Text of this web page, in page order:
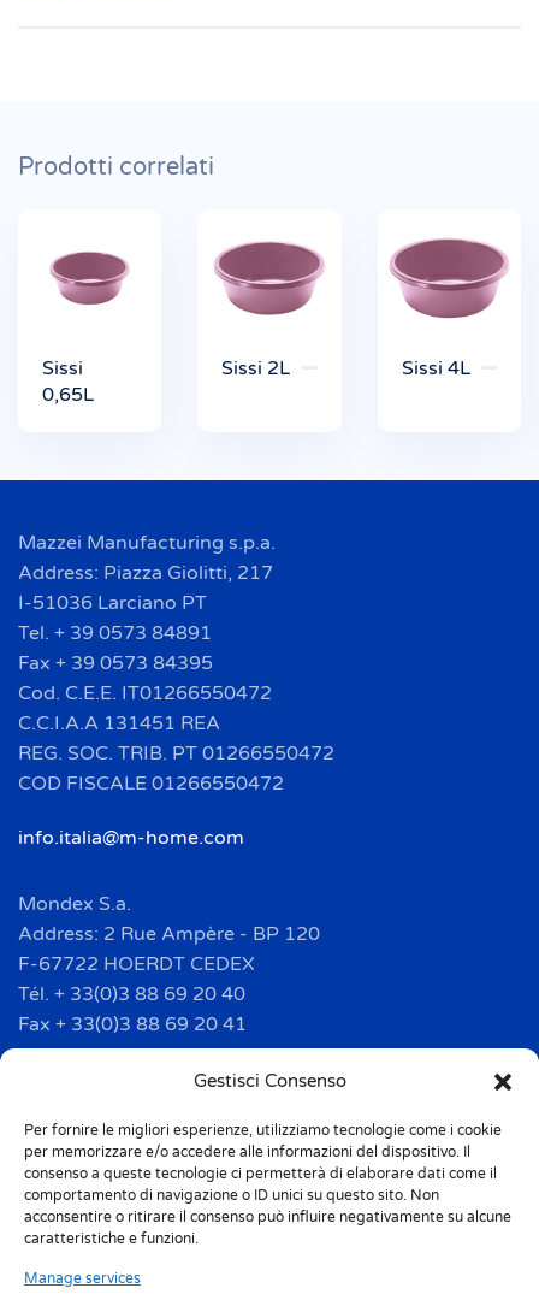
Gestisci Consenso
Per fornire le migliori esperienze, utilizziamo tecnologie come i cookie
per memorizzare e/o accedere alle informazioni del dispositivo. Il
consenso a queste tecnologie ci permetterà di elaborare dati come il
comportamento di navigazione o ID unici su questo sito. Non
acconsentire o ritirare il consenso può influire negativamente su alcune
caratteristiche e funzioni.
Manage services
Prodotti correlati
Sissi
0,65L
Sissi 2L Sissi 4L
Mazzei Manufacturing s.p.a.
Address: Piazza Giolitti, 217
I-51036 Larciano PT
Tel. + 39 0573 84891
Fax + 39 0573 84395
Cod. C.E.E. IT01266550472
C.C.I.A.A 131451 REA
REG. SOC. TRIB. PT 01266550472
COD FISCALE 01266550472
info.italia@m-home.com
Mondex S.a.
Address: 2 Rue Ampère - BP 120
F-67722 HOERDT CEDEX
Tél. + 33(0)3 88 69 20 40
Fax + 33(0)3 88 69 20 41
info.france@m-home.com
Mondex Menaje España S.a.
Address: Ctra de Girona, km. 101.5
E-17160 Angles (Girona)
Tel. + 34 9 72 42 32 50